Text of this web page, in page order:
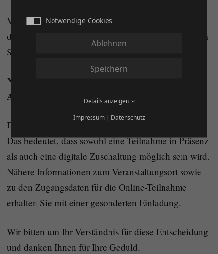
Vor diesem Hintergrund haben wir uns – im Sinne
der gebotenen Sorgfalt und Transparenz – zu diesem
Schritt entschlossen.
Neuer Termin der Mitgliederversammlung: 25.
April 2026
Die Versammlung wird als Hybridsitzung geplant.
Das bedeutet, dass sowohl eine Teilnahme in Präsenz
als auch eine digitale Zuschaltung möglich sein wird.
Nähere Informationen zum Veranstaltungsort sowie
zu den Zugangsdaten für die Online-Teilnahme
erhalten Sie mit einer gesonderten Einladung.
Wir bitten um Ihr Verständnis für diese Entscheidung
und danken Ihnen für Ihre Geduld.
Notwendige Cookies
Ablehnen
Speichern
Details anzeigen
Impressum| Datenschutz